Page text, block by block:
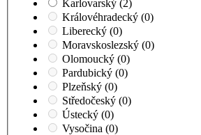
Karlovarský (2)
Královéhradecký (0)
Liberecký (0)
Moravskoslezský (0)
Olomoucký (0)
Pardubický (0)
Plzeňský (0)
Středočeský (0)
Ústecký (0)
Vysočina (0)